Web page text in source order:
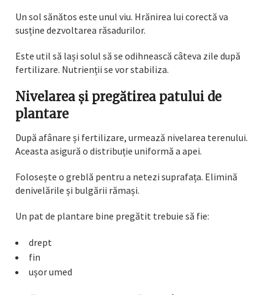
Un sol sănătos este unul viu. Hrănirea lui corectă va
susține dezvoltarea răsadurilor.
Este util să lași solul să se odihnească câteva zile după
fertilizare. Nutrienții se vor stabiliza.
Nivelarea și pregătirea patului de
plantare
După afânare și fertilizare, urmează nivelarea terenului.
Aceasta asigură o distribuție uniformă a apei.
Folosește o greblă pentru a netezi suprafața. Elimină
denivelările și bulgării rămași.
Un pat de plantare bine pregătit trebuie să fie:
drept
fin
ușor umed